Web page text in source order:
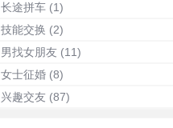
长途拼车 (1)
技能交换 (2)
男找女朋友 (11)
女士征婚 (8)
兴趣交友 (87)